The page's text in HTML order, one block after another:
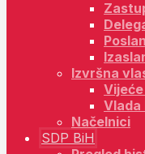
Izvršna
Vlada
Načelnici
SDP BiH